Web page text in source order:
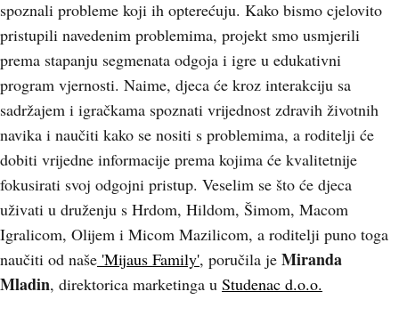
spoznali probleme koji ih opterećuju. Kako bismo cjelovito
pristupili navedenim problemima, projekt smo usmjerili
prema stapanju segmenata odgoja i igre u edukativni
program vjernosti. Naime, djeca će kroz interakciju sa
sadržajem i igračkama spoznati vrijednost zdravih životnih
navika i naučiti kako se nositi s problemima, a roditelji će
dobiti vrijedne informacije prema kojima će kvalitetnije
fokusirati svoj odgojni pristup. Veselim se što će djeca
uživati u druženju s Hrdom, Hildom, Šimom, Macom
Igralicom, Olijem i Micom Mazilicom, a roditelji puno toga
naučiti od naše 'Mijaus Family', poručila je Miranda
Mladin, direktorica marketinga u Studenac d.o.o.